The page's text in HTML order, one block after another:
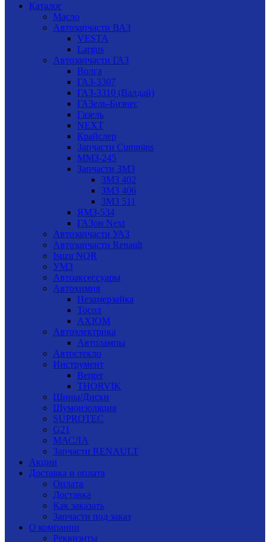
Каталог
Масло
Автозапчасти ВАЗ
VESTA
Largus
Автозапчасти ГАЗ
Волга
ГАЗ-3307
ГАЗ-3310 (Валдай)
ГАЗель-Бизнес
Газель
NEXT
Крайслер
Запчасти Cummins
ММЗ-245
Запчасти ЗМЗ
ЗМЗ 402
ЗМЗ 406
ЗМЗ 511
ЯМЗ-534
ГАЗон Next
Автозапчасти УАЗ
Автозапчасти Renault
Isuzu NQR
УМЗ
Автоаксессуары
Автохимия
Незамерзайка
Тосол
AXIOM
Автоэлектрика
Автолампы
Автостекло
Инструмент
Berger
THORVIK
Шины/Диски
Шумоизоляция
SUPROTEC
G21
МАСЛА
Запчасти RENAULT
Акции
Доставка и оплата
Оплата
Доставка
Как заказать
Запчасти под заказ
О компании
Реквизиты